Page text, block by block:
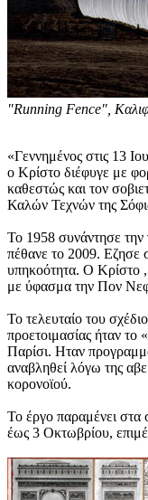
"Running Fence",
«Γεννημένος στις 13
ο Κρίστο διέφυγε με
καθεστώς και τον
Καλών Τεχνών της
Το 1958 συνάντησε την
πέθανε το 2009. Εζησε
υπηκοότητα. Ο Κρίστο
με ύφασμα την Πον
Το τελευταίο του
προετοιμασίας ήταν
Παρίσι. Ηταν
αναβληθεί λόγω της
κορονοϊού.
Το έργο παραμένει στα
έως 3 Οκτωβρίου,